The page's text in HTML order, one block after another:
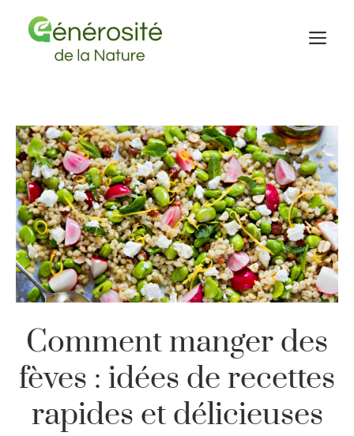
Comment manger des
fèves : idées de recettes
rapides et délicieuses